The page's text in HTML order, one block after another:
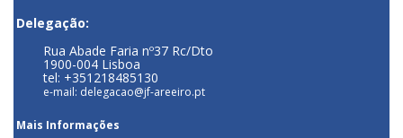
Delegação:
Rua Abade Faria nº37 Rc/Dto
1900-004 Lisboa
tel: +351218485130
e-mail: delegacao@jf-areeiro.pt
Mais Informações